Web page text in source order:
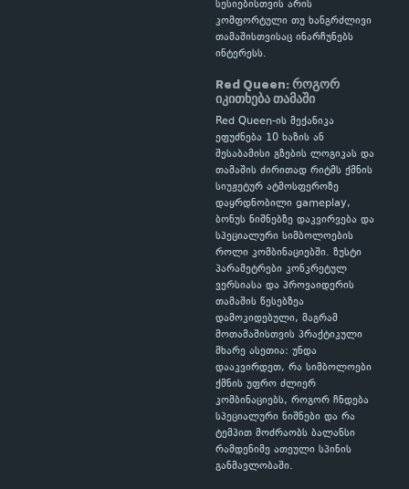
სესიებისთვის არის
კომფორტული თუ ხანგრძლივი
თამაშისთვისაც ინარჩუნებს
ინტერესს.
Red Queen: როგორ
იკითხება თამაში
Red Queen-ის მექანიკა
ეფუძნება 10 ხაზის ან
შესაბამისი გზების ლოგიკას და
თამაშის ძირითად რიტმს ქმნის
სიუჟეტურ ატმოსფეროზე
დაყრდნობილი gameplay,
ბონუს ნიშნებზე დაკვირვება და
სპეციალური სიმბოლოების
როლი კომბინაციებში. ზუსტი
პარამეტრები კონკრეტულ
ვერსიასა და პროვაიდერის
თამაშის წესებზეა
დამოკიდებული, მაგრამ
მოთამაშისთვის პრაქტიკული
მხარე ასეთია: უნდა
დააკვირდეთ, რა სიმბოლოები
ქმნის უფრო ძლიერ
კომბინაციებს, როგორ ჩნდება
სპეციალური ნიშნები და რა
ტემპით მოძრაობს ბალანსი
რამდენიმე ათეული სპინის
განმავლობაში.